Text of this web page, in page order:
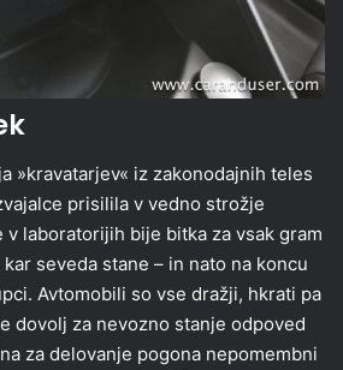
»kravatarjev« iz zakonodajnih teles
prisilila v vedno strožje
v laboratorijih bije bitka za vsak gram
seveda stane – in nato na koncu
Avtomobili so vse dražji, hkrati pa
dovolj za nevozno stanje odpoved
za delovanje pogona nepomembni